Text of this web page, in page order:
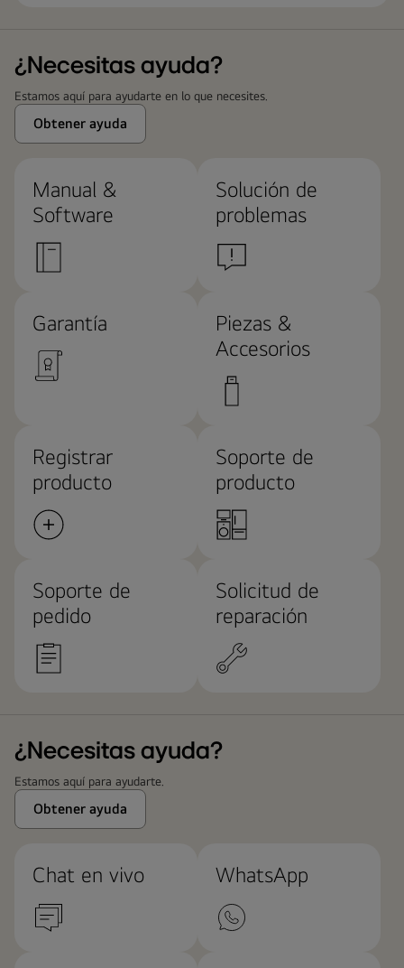
¿Necesitas ayuda?
Estamos aquí para ayudarte en lo que necesites.
Obtener ayuda
Manual &
Software
Solución de
problemas
Garantía
Piezas &
Accesorios
Registrar
producto
Soporte de
producto
Soporte de
pedido
Solicitud de
reparación
¿Necesitas ayuda?
Estamos aquí para ayudarte.
Obtener ayuda
Chat en vivo WhatsApp